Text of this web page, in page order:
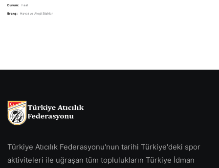
Durum: Faal
Branş: Havalı ve Ateşli Silahlar
Türkiye Atıcılık Federasyonu'nun tarihi Türkiye'deki spor
aktiviteleri ile uğraşan tüm toplulukların Türkiye İdman